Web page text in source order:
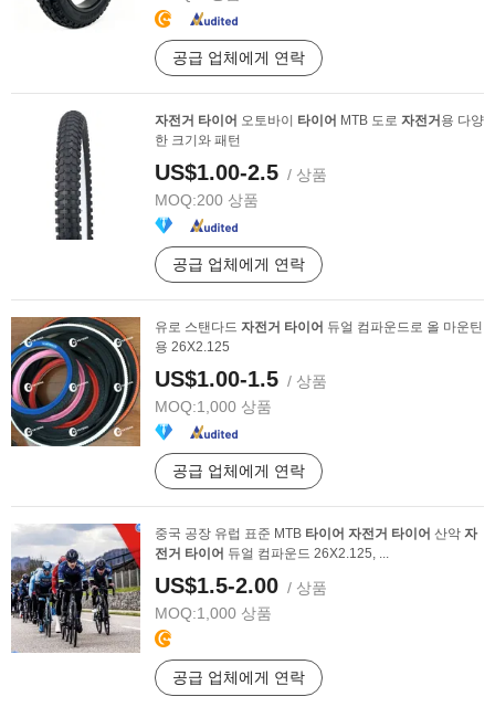
공급 업체에게 연락
자전거 타이어 오토바이 타이어 MTB 도로 자전거 용 다양
한 크기와 패턴
US$1.00-2.5 / 상품
MOQ:200 상품
공급 업체에게 연락
유로 스탠다드 자전거 타이어 듀얼 컴파운드로 올 마운틴
용 26X2.125
US$1.00-1.5 / 상품
MOQ:1,000 상품
공급 업체에게 연락
중국 공장 유럽 표준 MTB 타이어 자전거 타이어 산악 자
전거 타이어 듀얼 컴파운드 26X2.125, ...
US$1.5-2.00 / 상품
MOQ:1,000 상품
공급 업체에게 연락